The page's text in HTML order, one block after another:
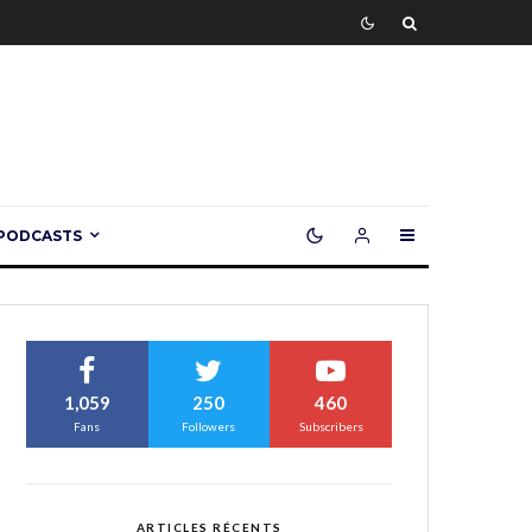
1,059
Fans
250
Followers
460
Subscribers
ARTICLES RÉCENTS